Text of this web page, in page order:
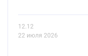
12.12
22 июля 2026